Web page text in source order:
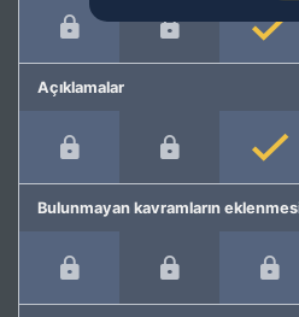
Açıklamalar
Bulunmayan kavramların